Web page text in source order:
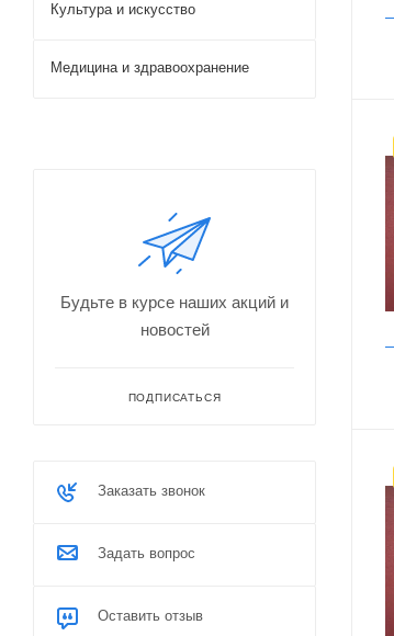
Культура и искусство
Медицина и здравоохранение
Будьте в курсе наших акций и
новостей
ПОДПИСАТЬСЯ
Заказать звонок
Задать вопрос
Оставить отзыв